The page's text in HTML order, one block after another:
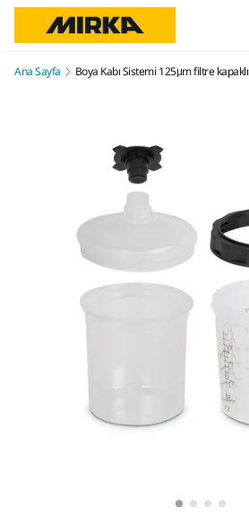
Ana Sayfa Boya Kabı Sistemi 125μm filtre kapaklı